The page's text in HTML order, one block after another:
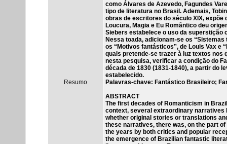
Resumo
como Álvares de Azevedo, Fagundes
tipo de literatura no Brasil. Ademais,
obras de escritores do século XIX,
Loucura, Magia e Eu Romântico deu
Siebers estabelece o uso da
Nessa toada, adicionam-se os
os “Motivos fantásticos”, de Louis Vax e
quais pretende-se trazer à luz textos nos
nesta pesquisa, verificar a condição do
década de 1830 (1831-1840), a partir do
estabelecido.
Palavras-chave: Fantástico Brasileiro;
ABSTRACT
The first decades of Romanticism in
context, several extraordinary narratives
whether original stories or translations
these narratives, there was, on the part
the years by both critics and popular
the emergence of Brazilian fantastic